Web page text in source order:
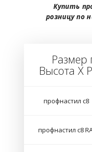
Купить
розницу по
Размер
Высота Х
профнастил с8
профнастил с8